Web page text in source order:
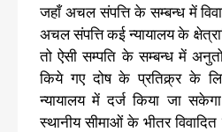
जहाँ अचल संपत्ति के सम्बन्ध में
अचल संपत्ति कई न्यायालय के
तो ऐसी सम्पति के सम्बन्ध में
किये गए दोष के प्रतिक्र्र के
न्यायालय में दर्ज किया जा
स्थानीय सीमाओं के भीतर